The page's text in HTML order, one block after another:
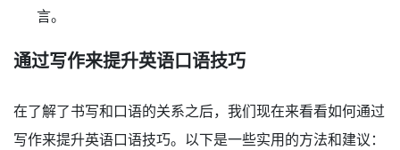
言。
通过写作来提升英语口语技巧
在了解了书写和口语的关系之后，我们现在来看看如何通过
写作来提升英语口语技巧。以下是一些实用的方法和建议：